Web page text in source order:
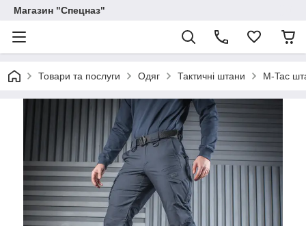
Магазин "Спецназ"
Товари та послуги Одяг Тактичні штани M-Tac